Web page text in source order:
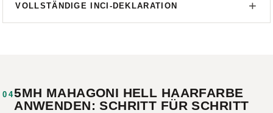
VOLLSTÄNDIGE INCI-DEKLARATION
045MH MAHAGONI HELL HAARFARBE
ANWENDEN: SCHRITT FÜR SCHRITT